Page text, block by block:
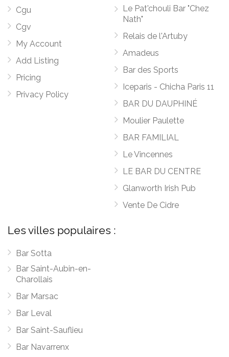
Cgu
Cgv
My Account
Add Listing
Pricing
Privacy Policy
Le Pat'chouli Bar "Chez
Nath"
Relais de l'Artuby
Amadeus
Bar des Sports
Iceparis - Chicha Paris 11
BAR DU DAUPHINÉ
Moulier Paulette
BAR FAMILIAL
Le Vincennes
LE BAR DU CENTRE
Glanworth Irish Pub
Vente De Cidre
Les villes populaires :
Bar Sotta
Bar Saint-Aubin-en-
Charollais
Bar Marsac
Bar Leval
Bar Saint-Sauflieu
Bar Navarrenx